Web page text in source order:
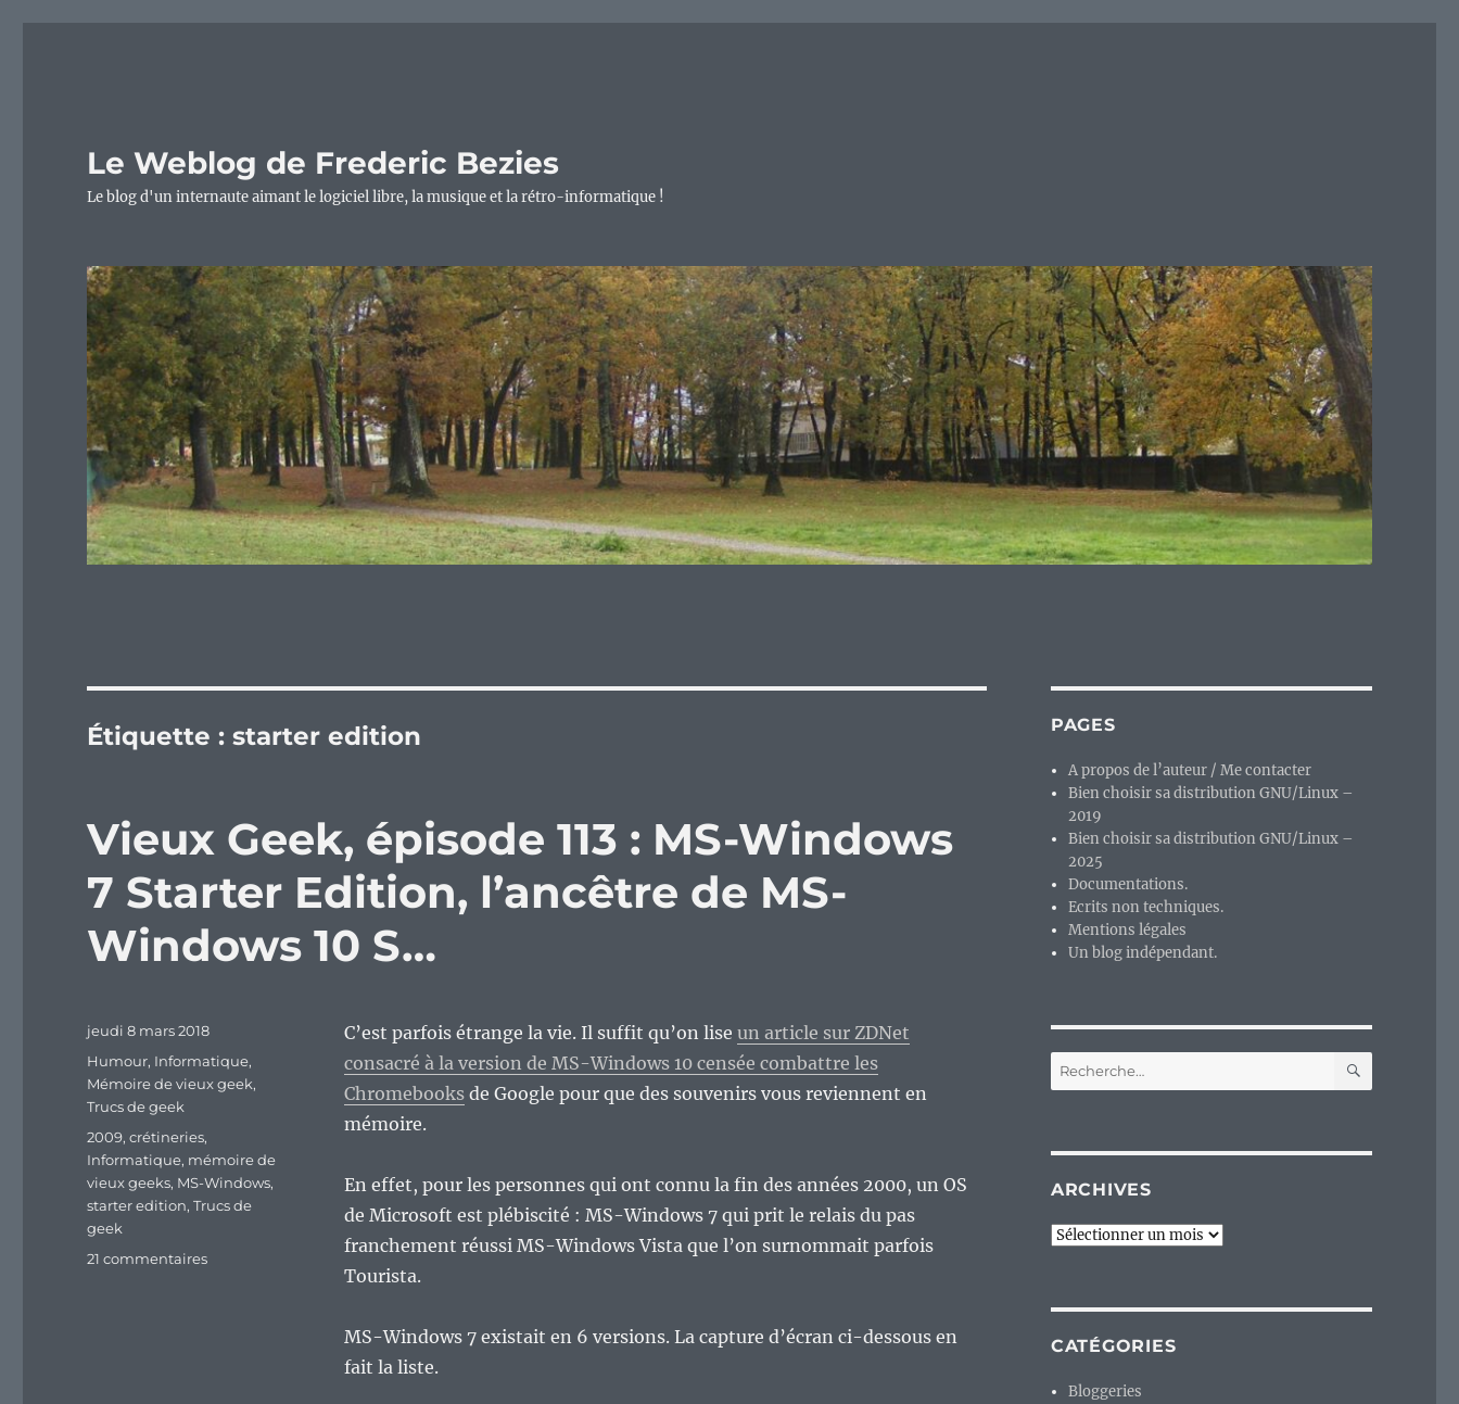
Le Weblog de Frederic Bezies
Le blog d'un internaute aimant le logiciel libre, la musique et la rétro-informatique !
Étiquette :starter edition
Vieux Geek, épisode 113 : MS-Windows
7 Starter Edition, l’ancêtre de MS-
Windows 10 S…
C’est parfois étrange la vie. Il suffit qu’on lise un article sur ZDNet
consacré à la version de MS-Windows 10 censée combattre les
Chromebooksde Google pour que des souvenirs vous reviennent en
mémoire.
En effet, pour les personnes qui ont connu la fin des années 2000, un OS
de Microsoft est plébiscité : MS-Windows 7 qui prit le relais du pas
franchement réussi MS-Windows Vista que l’on surnommait parfois
Tourista.
MS-Windows 7 existait en 6 versions. La capture d’écran ci-dessous en
fait la liste.
Publié
jeudi 8 mars 2018
Catégories
Humour, Informatique,
Mémoire de vieux geek,
Trucs de geek
Étiquettes
2009,crétineries,
Informatique, mémoire de
vieux geeks, MS-Windows,
starter edition,Trucs de
geek
21 commentairessur
PAGES
A propos de l’auteur / Me contacter
Bien choisir sa distribution GNU/Linux –
2019
Bien choisir sa distribution GNU/Linux –
2025
Documentations.
Ecrits non techniques.
Mentions légales
Un blog indépendant.
Recherche
pour :
ARCHIVES
Archives
CATÉGORIES
Bloggeries